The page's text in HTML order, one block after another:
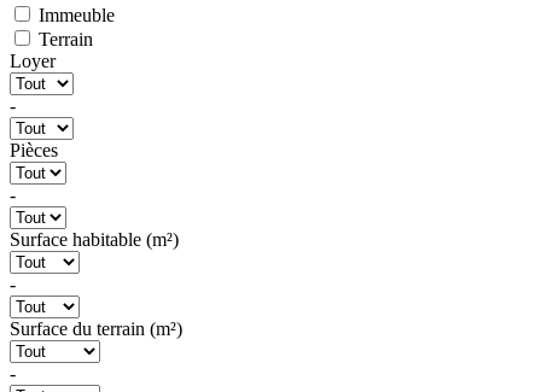
Immeuble
Terrain
Loyer
-
Pièces
-
Surface habitable (m²)
-
Surface du terrain (m²)
-